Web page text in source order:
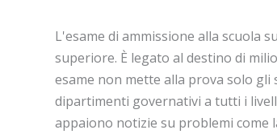
L'esame di ammissione alla scuola
superiore. È legato al destino di
esame non mette alla prova solo
dipartimenti governativi a tutti i
appaiono notizie su problemi come